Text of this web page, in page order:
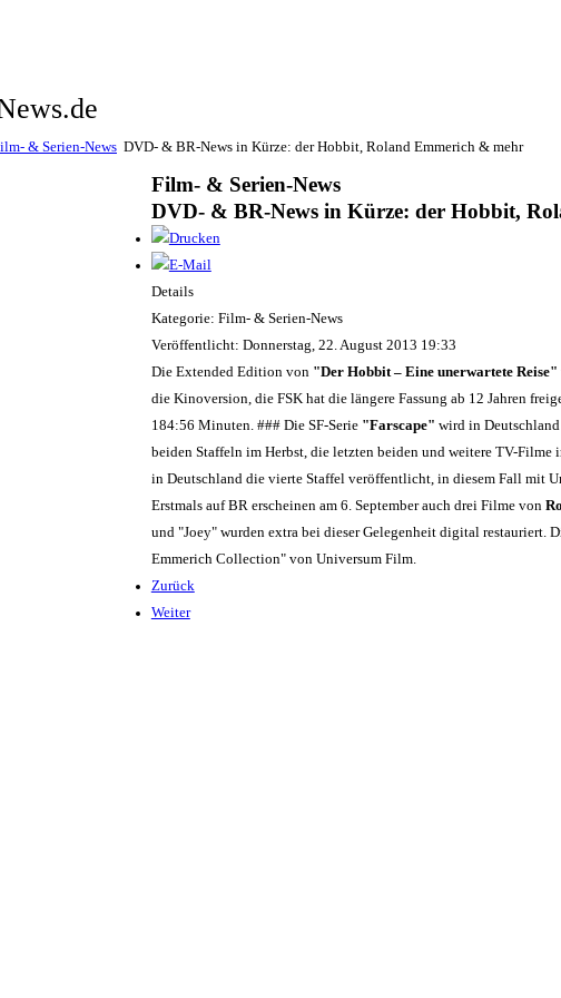
& Serien-News DVD- & BR-News in Kürze: der Hobbit, Roland Emmerich & mehr
Film- & Serien-News
DVD- & BR-News in Kürze: der Hobbit,
Details
Kategorie: Film- & Serien-News
Veröffentlicht: Donnerstag, 22. August 2013 19:33
Die Extended Edition von "Der Hobbit – Eine unerwartete Reise"
die Kinoversion, die FSK hat die längere Fassung ab 12 Jahren
184:56 Minuten. ### Die SF-Serie "Farscape" wird in
beiden Staffeln im Herbst, die letzten beiden und weitere TV-
in Deutschland die vierte Staffel veröffentlicht, in diesem Fall mit
Erstmals auf BR erscheinen am 6. September auch drei Filme von
und "Joey" wurden extra bei dieser Gelegenheit digital restauriert.
Emmerich Collection" von Universum Film.
Zurück
Weiter